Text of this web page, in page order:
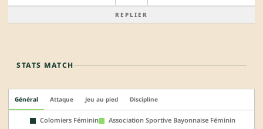
REPLIER
STATS MATCH
Général Attaque Jeu au pied Discipline
Colomiers Féminin Association Sportive Bayonnaise Féminin